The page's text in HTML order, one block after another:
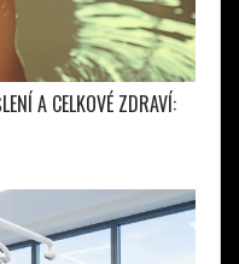
A CELKOVÉ ZDRAVÍ: